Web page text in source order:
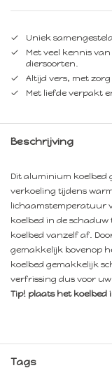
Uniek
Met veel kennis
diersoorten.
Altijd vers, met
Met liefde verpakt
Beschrijving
Dit aluminium
verkoeling tijdens
lichaamstemperatuur
koelbed in de
koelbed vanzelf af.
gemakkelijk bovenop
koelbed gemakkelijk
verfrissing dus voor uw
Tip! plaats het koelbed
Tags